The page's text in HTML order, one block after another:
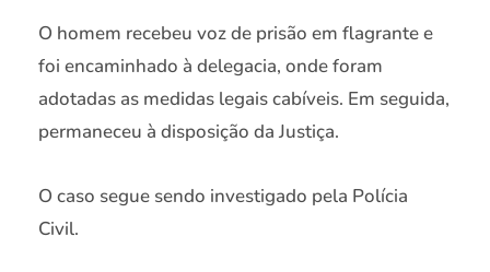
O homem recebeu voz de prisão em flagrante e
foi encaminhado à delegacia, onde foram
adotadas as medidas legais cabíveis. Em seguida,
permaneceu à disposição da Justiça.
O caso segue sendo investigado pela Polícia
Civil.